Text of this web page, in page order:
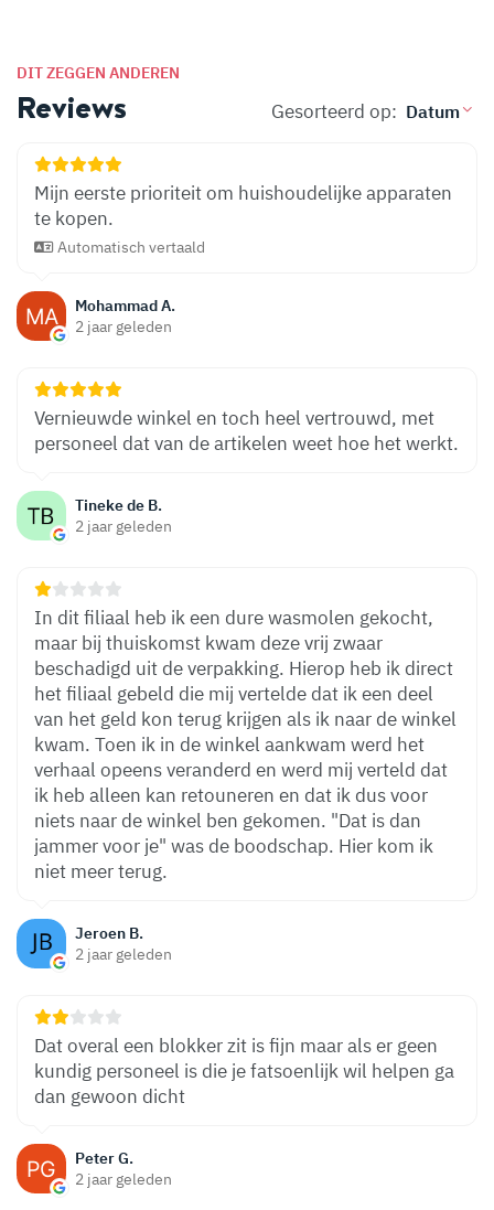
DIT ZEGGEN ANDEREN
Reviews Gesorteerd op:
Mohammad A.
2 jaar geleden
Mijn eerste prioriteit om huishoudelijke apparaten
te kopen.
Automatisch vertaald
Tineke de B.
2 jaar geleden
Vernieuwde winkel en toch heel vertrouwd, met
personeel dat van de artikelen weet hoe het werkt.
Jeroen B.
2 jaar geleden
In dit filiaal heb ik een dure wasmolen gekocht,
maar bij thuiskomst kwam deze vrij zwaar
beschadigd uit de verpakking. Hierop heb ik direct
het filiaal gebeld die mij vertelde dat ik een deel
van het geld kon terug krijgen als ik naar de winkel
kwam. Toen ik in de winkel aankwam werd het
verhaal opeens veranderd en werd mij verteld dat
ik heb alleen kan retouneren en dat ik dus voor
niets naar de winkel ben gekomen. "Dat is dan
jammer voor je" was de boodschap. Hier kom ik
niet meer terug.
Peter G.
2 jaar geleden
Dat overal een blokker zit is fijn maar als er geen
kundig personeel is die je fatsoenlijk wil helpen ga
dan gewoon dicht